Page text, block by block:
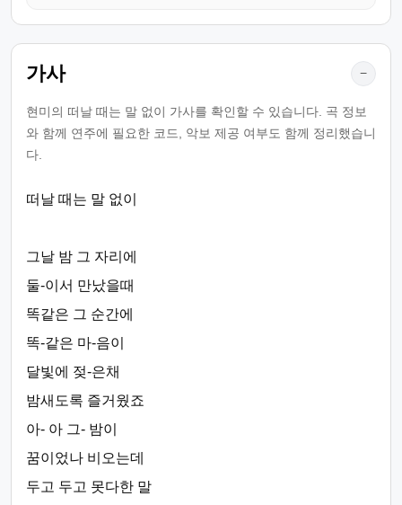
가사 −
현미의 떠날 때는 말 없이 가사를 확인할 수 있습니다. 곡 정보
와 함께 연주에 필요한 코드, 악보 제공 여부도 함께 정리했습니
다.
떠날 때는 말 없이
그날 밤 그 자리에
둘-이서 만났을때
똑같은 그 순간에
똑-같은 마-음이
달빛에 젖-은채
밤새도록 즐거웠죠
아- 아 그- 밤이
꿈이었나 비오는데
두고 두고 못다한 말